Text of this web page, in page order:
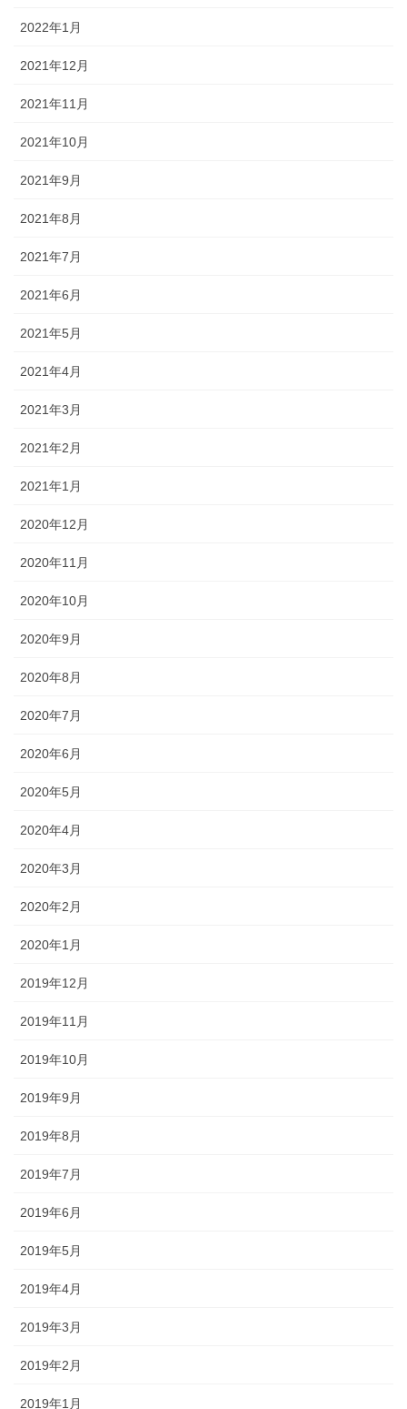
2022年1月
2021年12月
2021年11月
2021年10月
2021年9月
2021年8月
2021年7月
2021年6月
2021年5月
2021年4月
2021年3月
2021年2月
2021年1月
2020年12月
2020年11月
2020年10月
2020年9月
2020年8月
2020年7月
2020年6月
2020年5月
2020年4月
2020年3月
2020年2月
2020年1月
2019年12月
2019年11月
2019年10月
2019年9月
2019年8月
2019年7月
2019年6月
2019年5月
2019年4月
2019年3月
2019年2月
2019年1月